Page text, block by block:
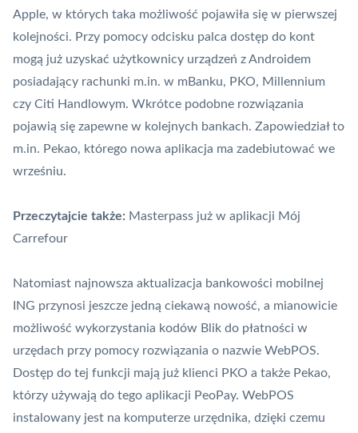
Apple, w których taka możliwość pojawiła się w pierwszej
kolejności. Przy pomocy odcisku palca dostęp do kont
mogą już uzyskać użytkownicy urządzeń z Androidem
posiadający rachunki m.in. w mBanku, PKO, Millennium
czy Citi Handlowym. Wkrótce podobne rozwiązania
pojawią się zapewne w kolejnych bankach. Zapowiedział to
m.in. Pekao, którego nowa aplikacja ma zadebiutować we
wrześniu.
Przeczytajcie także: Masterpass już w aplikacji Mój
Carrefour
Natomiast najnowsza aktualizacja bankowości mobilnej
ING przynosi jeszcze jedną ciekawą nowość, a mianowicie
możliwość wykorzystania kodów Blik do płatności w
urzędach przy pomocy rozwiązania o nazwie WebPOS.
Dostęp do tej funkcji mają już klienci PKO a także Pekao,
którzy używają do tego aplikacji PeoPay. WebPOS
instalowany jest na komputerze urzędnika, dzięki czemu